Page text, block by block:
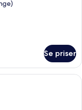
Se priser
med en stor seng,